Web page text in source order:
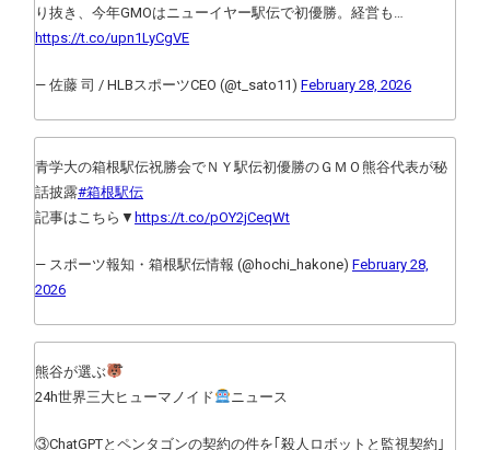
り抜き、今年GMOはニューイヤー駅伝で初優勝。経営も…
https://t.co/upn1LyCgVE
— 佐藤 司 / HLBスポーツCEO (@t_sato11) February 28, 2026
青学大の箱根駅伝祝勝会でＮＹ駅伝初優勝のＧＭＯ熊谷代表が秘
話披露#箱根駅伝
記事はこちら▼ https://t.co/pOY2jCeqWt
— スポーツ報知・箱根駅伝情報 (@hochi_hakone) February 28,
2026
熊谷が選ぶ
24h世界三大ヒューマノイド
ニュース
③ChatGPTとペンタゴンの契約の件を｢殺人ロボットと監視契約｣